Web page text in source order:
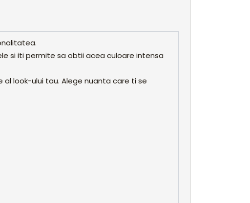
si iti permite sa obtii acea culoare intensa
look-ului tau. Alege nuanta care ti se